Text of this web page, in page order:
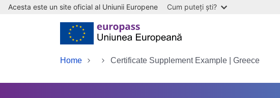
Skip to main content
Acesta este un site oficial al Uniunii Europene Cum puteți ști?
Home Certificate Supplement Example | Greece